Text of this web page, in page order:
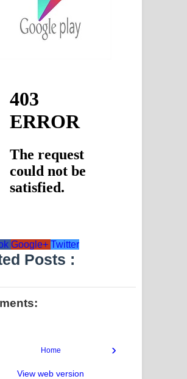
දන්නවාද මාව ගීතයේ පද පෙළ
Google+ Twitter
Posts :
›
Home
View web version